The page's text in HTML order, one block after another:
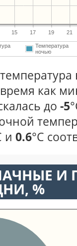
15 17 19 21
Температура
ночью
как
до -5
и 0.6°С
И
%